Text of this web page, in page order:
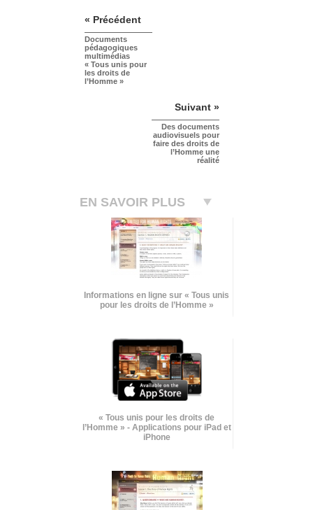
« Précédent
Documents
pédagogiques
multimédias
« Tous unis pour
les droits de
l’Homme »
Suivant »
Des documents
audiovisuels pour
faire des droits de
l’Homme une
réalité
EN SAVOIR PLUS
Informations en ligne sur « Tous unis
pour les droits de l’Homme »
« Tous unis pour les droits de
l’Homme » - Applications pour iPad et
iPhone